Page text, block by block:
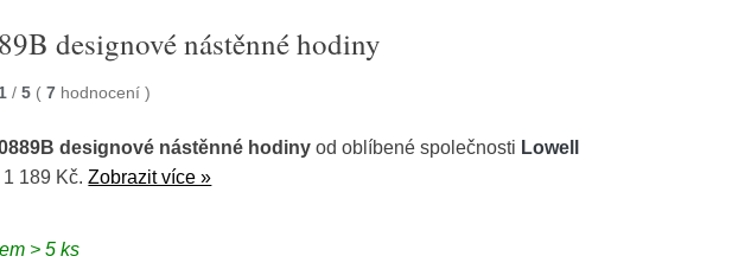
designové nástěnné hodiny
/ 5 ( 7 hodnocení)
designové nástěnné hodiny od oblíbené společnosti Lowell
1 189 Kč.Zobrazit více »
> 5 ks